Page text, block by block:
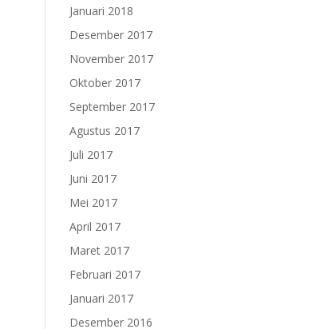
Januari 2018
Desember 2017
November 2017
Oktober 2017
September 2017
Agustus 2017
Juli 2017
Juni 2017
Mei 2017
April 2017
Maret 2017
Februari 2017
Januari 2017
Desember 2016